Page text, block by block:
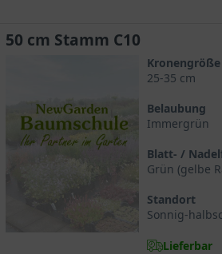
50 cm Stamm C10
Kronengröße
25-35 cm
Belaubung
Immergrün
Blatt- /
Grün (gelbe
Standort
Sonnig-
Lieferbar